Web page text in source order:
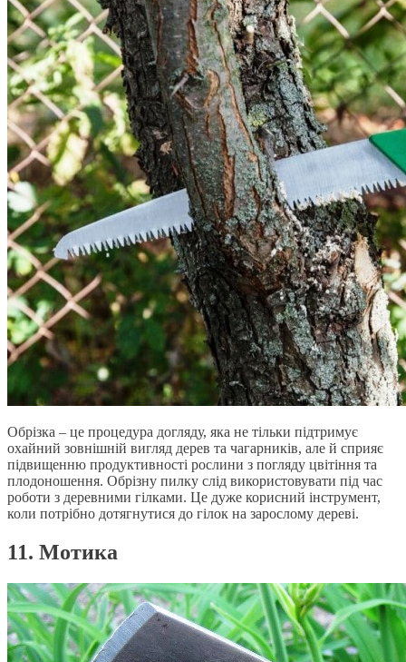
Обрізка – це процедура догляду, яка не тільки підтримує
охайний зовнішній вигляд дерев та чагарників, але й сприяє
підвищенню продуктивності рослини з погляду цвітіння та
плодоношення. Обрізну пилку слід використовувати під час
роботи з деревними гілками. Це дуже корисний інструмент,
коли потрібно дотягнутися до гілок на зарослому дереві.
11. Мотика